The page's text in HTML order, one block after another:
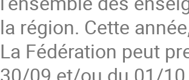
la région. Cette
La Fédération peut